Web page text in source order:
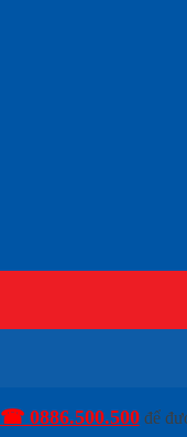
☎ 0886.500.500để